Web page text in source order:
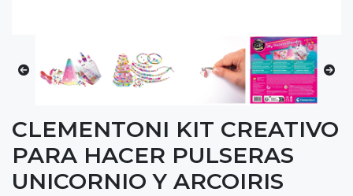
CLEMENTONI KIT CREATIVO
PARA HACER PULSERAS
UNICORNIO Y ARCOIRIS